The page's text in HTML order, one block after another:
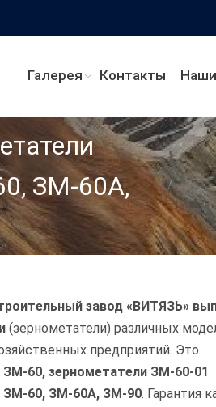
Галерея Контакты
ЗМ-60А,
Вы
завод «ВИТЯЗЬ»
(зернометатели) различных
предприятий. Это
ЗМ-60, зернометатели ЗМ-60-01
ЗМ-60, ЗМ-60А, ЗМ-90. Гарантия